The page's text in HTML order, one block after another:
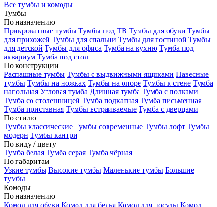
Все тумбы и комоды
Тумбы
По назначению
Прикроватные тумбы Тумбы под ТВ Тумбы для обуви Тумбы
для прихожей Тумбы для спальни Тумбы для гостиной Тумбы
для детской Тумбы для офиса Тумба на кухню Тумба под
аквариум Тумба под стол
По конструкции
Распашные тумбы Тумбы с выдвижными ящиками Навесные
тумбы Тумбы на ножках Тумбы на опоре Тумбы к стене Тумба
напольная Угловая тумба Длинная тумба Тумба с полками
Тумба со столешницей Тумба подкатная Тумба письменная
Тумба приставная Тумбы встраиваемые Тумба с дверцами
По стилю
Тумбы классические Тумбы современные Тумбы лофт Тумбы
модерн Тумбы кантри
По виду / цвету
Тумба белая Тумба серая Тумба чёрная
По габаритам
Узкие тумбы Высокие тумбы Маленькие тумбы Большие
тумбы
Комоды
По назначению
Комод для обуви Комод для белья Комод для посуды Комод